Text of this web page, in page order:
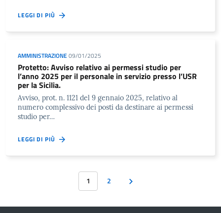
LEGGI DI PIÙ
AMMINISTRAZIONE09/01/2025
Protetto: Avviso relativo ai permessi studio per
l’anno 2025 per il personale in servizio presso l’USR
per la Sicilia.
Avviso, prot. n. 1121 del 9 gennaio 2025, relativo al
numero complessivo dei posti da destinare ai permessi
studio per…
LEGGI DI PIÙ
1 2